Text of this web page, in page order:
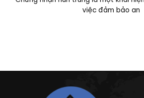
việc đảm bảo an